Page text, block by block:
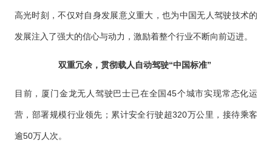
高光时刻，不仅对自身发展意义重大，也为中国无人驾驶技术的
发展注入了强大的信心与动力，激励着整个行业不断向前迈进。
双重冗余，贯彻载人自动驾驶“中国标准”
目前，厦门金龙无人驾驶巴士已在全国45个城市实现常态化运
营，部署规模行业领先；累计安全行驶超320万公里，接待乘客
逾50万人次。